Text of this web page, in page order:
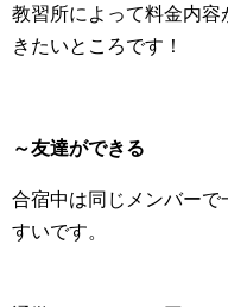
教習所によって料金内
きたいところです！
～友達ができる
合宿中は同じメンバー
すいです。